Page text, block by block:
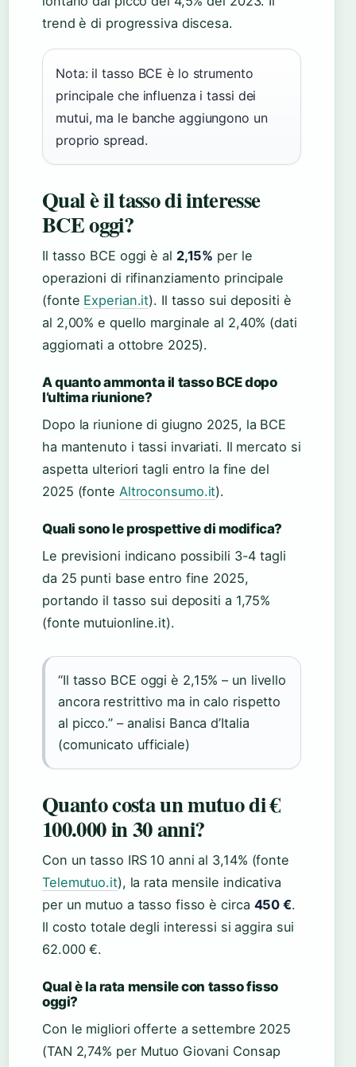
trend è di progressiva discesa.
Nota: il tasso BCE è lo strumento
principale che influenza i tassi dei
mutui, ma le banche aggiungono un
proprio spread.
Qual è il tasso di interesse
BCE oggi?
Il tasso BCE oggi è al 2,15% per le
operazioni di rifinanziamento principale
(fonte Experian.it). Il tasso sui depositi è
al 2,00% e quello marginale al 2,40% (dati
aggiornati a ottobre 2025).
A quanto ammonta il tasso BCE dopo
l’ultima riunione?
Dopo la riunione di giugno 2025, la BCE
ha mantenuto i tassi invariati. Il mercato si
aspetta ulteriori tagli entro la fine del
2025 (fonte Altroconsumo.it).
Quali sono le prospettive di modifica?
Le previsioni indicano possibili 3-4 tagli
da 25 punti base entro fine 2025,
portando il tasso sui depositi a 1,75%
(fonte mutuionline.it).
“Il tasso BCE oggi è 2,15% – un livello
ancora restrittivo ma in calo rispetto
al picco.” – analisi Banca d’Italia
(comunicato ufficiale)
Quanto costa un mutuo di €
100.000 in 30 anni?
Con un tasso IRS 10 anni al 3,14% (fonte
Telemutuo.it), la rata mensile indicativa
per un mutuo a tasso fisso è circa 450 €.
Il costo totale degli interessi si aggira sui
62.000 €.
Qual è la rata mensile con tasso fisso
oggi?
Con le migliori offerte a settembre 2025
(TAN 2,74% per Mutuo Giovani Consap